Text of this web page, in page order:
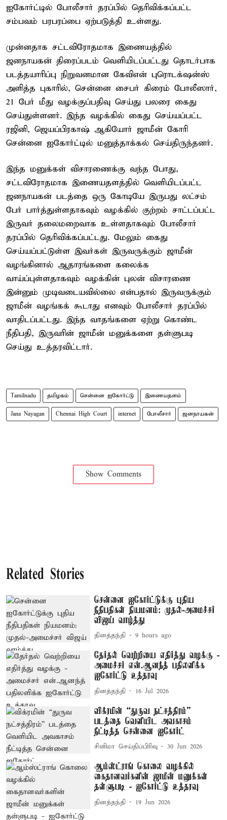
ஐகோர்ட்டில் போலீசார் தரப்பில் தெரிவிக்கப்பட்ட
சம்பவம் பரபரப்பை ஏற்படுத்தி உள்ளது.
முன்னதாக சட்டவிரோதமாக இணையத்தில்
ஜனநாயகன் திரைப்படம் வெளியிடப்பட்டது தொடர்பாக
படத்தயாரிப்பு நிறுவனமான கேவிஎன் புரொடக்‌ஷன்ஸ்
அளித்த புகாரில், சென்னை சைபர் கிரைம் போலீஸார்,
21 பேர் மீது வழக்குப்பதிவு செய்து பலரை கைது
செய்துள்ளனர். இந்த வழக்கில் கைது செய்யப்பட்ட
ரஜினி, ஜெயப்பிரகாஷ் ஆகியோர் ஜாமீன் கோரி
சென்னை ஐகோர்ட்டில் மனுத்தாக்கல் செய்திருந்தனர்.
இந்த மனுக்கள் விசாரணைக்கு வந்த போது,
சட்டவிரோதமாக இணையதளத்தில் வெளியிடப்பட்ட
ஜனநாயகன் படத்தை ஒரு கோடியே இருபது லட்சம்
பேர் பார்த்துள்ளதாகவும் வழக்கில் குற்றம் சாட்டப்பட்ட
இருவர் தலைமறைவாக உள்ளதாகவும் போலீசார்
தரப்பில் தெரிவிக்கப்பட்டது. மேலும் கைது
செய்யப்பட்டுள்ள இவர்கள் இருவருக்கும் ஜாமீன்
வழங்கினால் ஆதாரங்களை கலைக்க
வாய்ப்புள்ளதாகவும் வழக்கின் புலன் விசாரணை
இன்னும் முடிவடையவில்லை என்பதால் இருவருக்கும்
ஜாமீன் வழங்கக் கூடாது எனவும் போலீசார் தரப்பில்
வாதிடப்பட்டது. இந்த வாதங்களை ஏற்று கொண்ட
நீதிபதி, இருவரின் ஜாமீன் மனுக்களை தள்ளுபடி
செய்து உத்தரவிட்டார்.
Tamilnadu தமிழகம் சென்னை ஐகோர்ட்டு இணையதளம்
Jana Nayagan Chennai High Court internet போலீசார் ஜனநாயகன்
Show Comments
Related Stories
சென்னை ஐகோர்ட்டுக்கு புதிய
நீதிபதிகள் நியமனம்: முதல்-அமைச்சர்
விஜய் வாழ்த்து
தினத்தந்தி 9 hours ago
தேர்தல் வெற்றியை எதிர்த்து வழக்கு -
அமைச்சர் என்.ஆனந்த் பதிலளிக்க
ஐகோர்ட்டு உத்தரவு
தினத்தந்தி 16 Jul 2026
விக்ரமின் “துருவ நட்சத்திரம்”
படத்தை வெளியிட அவகாசம்
நீட்டித்த சென்னை ஐகோர்ட்
சினிமா செய்திப்பிரிவு 30 Jun 2026
ஆம்ஸ்ட்ராங் கொலை வழக்கில்
கைதானவர்களின் ஜாமீன் மனுக்கள்
தள்ளுபடி - ஐகோர்ட்டு உத்தரவு
தினத்தந்தி 19 Jun 2026